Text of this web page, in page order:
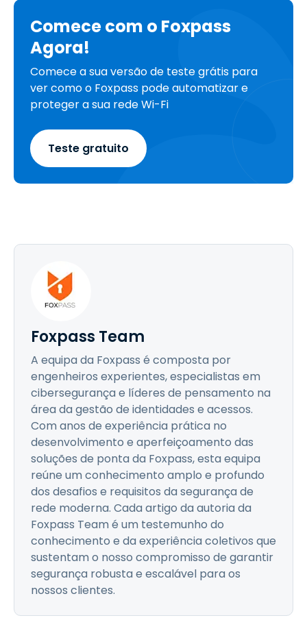
Comece com o Foxpass
Agora!
Comece a sua versão de teste grátis para
ver como o Foxpass pode automatizar e
proteger a sua rede Wi-Fi
Teste gratuito
Foxpass Team
A equipa da Foxpass é composta por
engenheiros experientes, especialistas em
cibersegurança e líderes de pensamento na
área da gestão de identidades e acessos.
Com anos de experiência prática no
desenvolvimento e aperfeiçoamento das
soluções de ponta da Foxpass, esta equipa
reúne um conhecimento amplo e profundo
dos desafios e requisitos da segurança de
rede moderna. Cada artigo da autoria da
Foxpass Team é um testemunho do
conhecimento e da experiência coletivos que
sustentam o nosso compromisso de garantir
segurança robusta e escalável para os
nossos clientes.